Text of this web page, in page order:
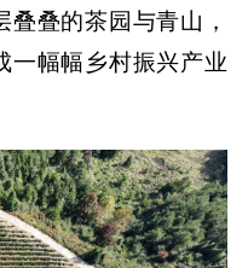
叠的茶园与青山，
一幅幅乡村振兴产业